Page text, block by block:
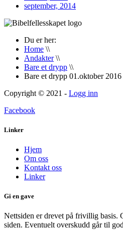
september, 2014
Du er her:
Home \\
Andakter \\
Bare et drypp \\
Bare et drypp 01.oktober 2016
Copyright © 2021 - Logg inn
Facebook
Linker
Hjem
Om oss
Kontakt oss
Linker
Gi en gave
Nettsiden er drevet på frivillig basis.
siden. Eventuelt overskudd går til